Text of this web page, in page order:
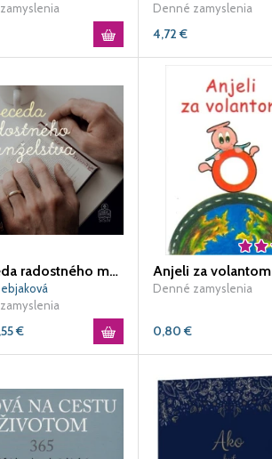
Denné zamyslenia
4,72 €
Abeceda radostného manželstva
€
Anjeli za volantom
Denné zamyslenia
0,80 €